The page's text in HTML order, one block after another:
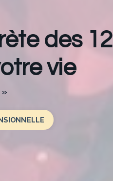
des 12
vie
»